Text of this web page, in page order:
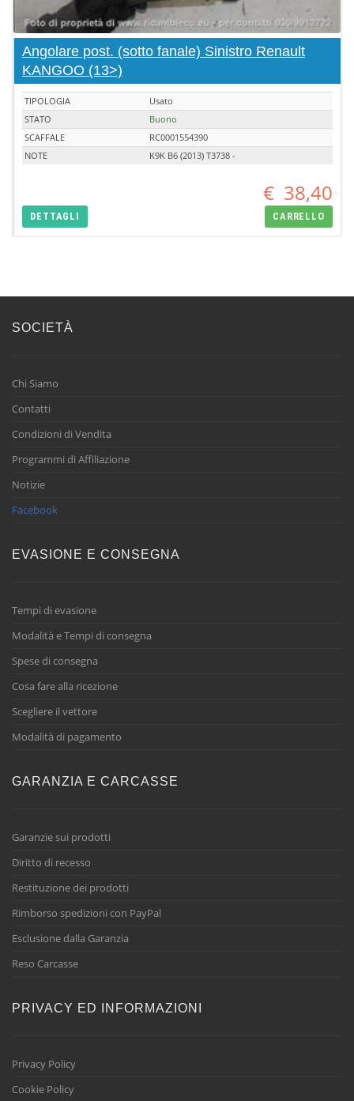
Angolare post. (sotto fanale) Sinistro Renault
KANGOO (13>)
TIPOLOGIA
Usato
STATO
Buono
SCAFFALE
RC0001554390
NOTE
K9K B6 (2013) T3738 -
€ 38,40
DETTAGLI CARRELLO
SOCIETÀ
Chi Siamo
Contatti
Condizioni di Vendita
Programmi di Affiliazione
Notizie
Facebook
EVASIONE E CONSEGNA
Tempi di evasione
Modalità e Tempi di consegna
Spese di consegna
Cosa fare alla ricezione
Scegliere il vettore
Modalità di pagamento
GARANZIA E CARCASSE
Garanzie sui prodotti
Diritto di recesso
Restituzione dei prodotti
Rimborso spedizioni con PayPal
Esclusione dalla Garanzia
Reso Carcasse
PRIVACY ED INFORMAZIONI
Privacy Policy
Cookie Policy